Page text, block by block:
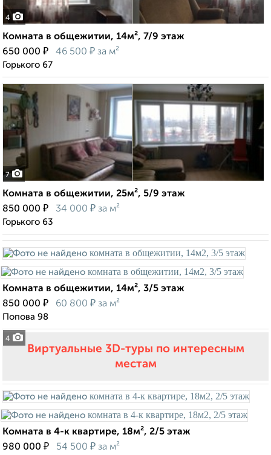
4
Комната в общежитии, 14м², 7/9 этаж
650 000 ₽ 46 500 ₽ за м²
Горького 67
7
Комната в общежитии, 25м², 5/9 этаж
850 000 ₽ 34 000 ₽ за м²
Горького 63
4
Комната в общежитии, 14м², 3/5 этаж
850 000 ₽ 60 800 ₽ за м²
Попова 98
Виртуальные 3D-туры по интересным
местам
Комната в 4-к квартире, 18м², 2/5 этаж
980 000 ₽ 54 500 ₽ за м²